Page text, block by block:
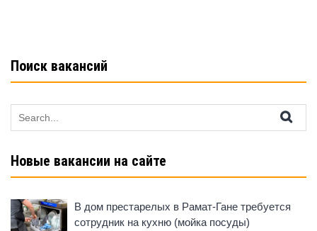
Поиск вакансий
for:
Новые вакансии на сайте
В дом престарелых в Рамат-Гане требуется
сотрудник на кухню (мойка посуды)